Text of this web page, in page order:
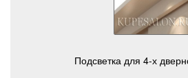
Подсветка для 4-х